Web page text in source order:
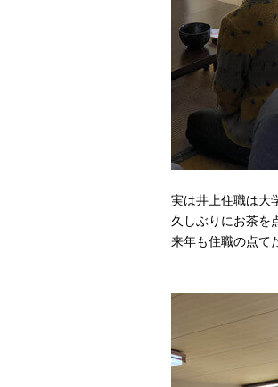
実は井上住職は大
久しぶりにお茶を
来年も住職の点て